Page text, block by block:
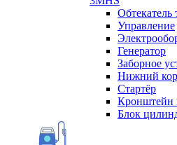
Управление
Генератор
Заборное
Нижний
Стартёр
Кронштейн
Блок